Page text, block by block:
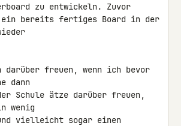
zu entwickeln. Zuvor
bereits fertiges Board in der
darüber freuen, wenn ich bevor
dann
Schule ätze darüber freuen,
wenig
vielleicht sogar einen